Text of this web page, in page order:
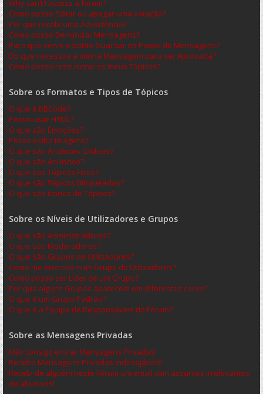
Why can’t I access a forum?
Como posso Editar ou apagar uma votação?
Por que recebi uma Advertência?
Como posso Denunciar Mensagens?
Para que serve o botão Guardar no Painel de Mensagens?
Do que necessita a minha Mensagem para ser Aprovada?
Como posso ressuscitar os meus Tópicos?
Sobre os Formatos e Tipos de Tópicos
O que é BBCode?
Posso usar HTML?
O que são Emoções?
Posso exibir Imagens?
O que são Anúncios Globais?
O que são Anúncios?
O que são Tópicos Fixos?
O que são Tópicos Bloqueados?
O que são ícones de Tópicos?
Sobre os Níveis de Utilizadores e Grupos
O que são Administradores?
O que são Moderadores?
O que são Grupos de Utilizadores?
Como me inscrevo num Grupo de Utilizadores?
Como posso ser Líder de um Grupo?
Por que alguns Grupos aparecem em diferentes cores?
O que é um Grupo Padrão?
O que é a Equipa de Responsáveis do Fórum?
Sobre as Mensagens Privadas
Não consigo enviar Mensagens Privadas!
Recebo Mensagens Privadas indesejáveis!
Recebi de alguém neste Fórum um email com assuntos irrelevantes
ou abusivos!